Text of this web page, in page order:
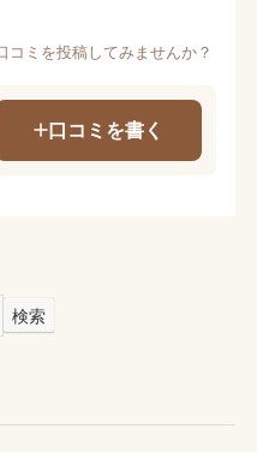
コミを投稿してみませんか？
口コミを書く
検索